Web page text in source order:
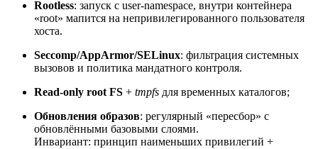
Rootless: запуск с user-namespace, внутри контейнера
«root» мапится на непривилегированного пользователя
хоста.
Seccomp/AppArmor/SELinux: фильтрация системных
вызовов и политика мандатного контроля.
Read-only root FS + tmpfs для временных каталогов;
Обновления образов: регулярный «пересбор» с
обновлёнными базовыми слоями.
Инвариант: принцип наименьших привилегий +